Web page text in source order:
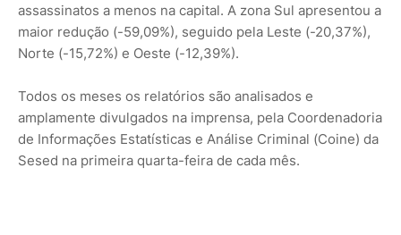
assassinatos a menos na capital. A zona Sul apresentou a
maior redução (-59,09%), seguido pela Leste (-20,37%),
Norte (-15,72%) e Oeste (-12,39%).
Todos os meses os relatórios são analisados e
amplamente divulgados na imprensa, pela Coordenadoria
de Informações Estatísticas e Análise Criminal (Coine) da
Sesed na primeira quarta-feira de cada mês.